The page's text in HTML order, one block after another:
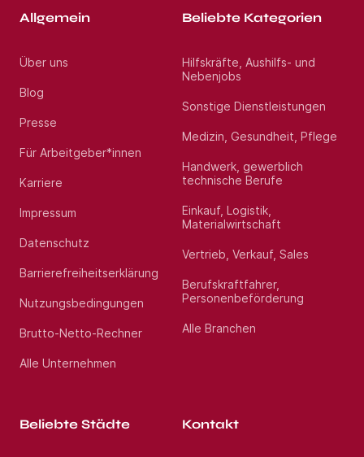
Allgemein
Über uns
Blog
Presse
Für Arbeitgeber*innen
Karriere
Impressum
Datenschutz
Barrierefreiheitserklärung
Nutzungsbedingungen
Brutto-Netto-Rechner
Alle Unternehmen
Beliebte Kategorien
Hilfskräfte, Aushilfs- und
Nebenjobs
Sonstige Dienstleistungen
Medizin, Gesundheit, Pflege
Handwerk, gewerblich
technische Berufe
Einkauf, Logistik,
Materialwirtschaft
Vertrieb, Verkauf, Sales
Berufskraftfahrer,
Personenbeförderung
Alle Branchen
Beliebte Städte Kontakt